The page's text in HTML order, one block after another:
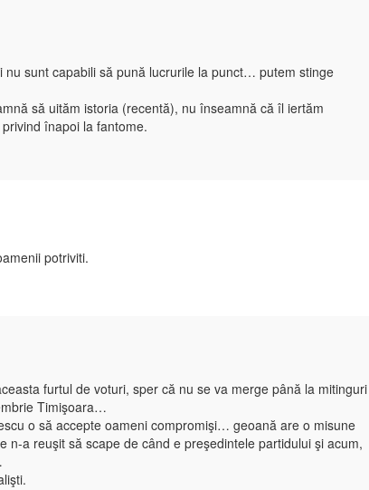
nu sunt capabili să pună lucrurile la punct… putem stinge
să uităm istoria (recentă), nu înseamnă că îl iertăm
înapoi la fantome.
potriviti.
furtul de voturi, sper că nu se va merge până la mitinguri
Timişoara…
o să accepte oameni compromişi… geoană are o misune
a reuşit să scape de când e preşedintele partidului şi acum,